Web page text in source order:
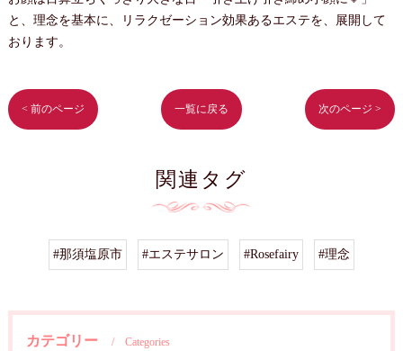
と、理念を基本に、リラクゼーション効果あるエステを、展開して
おります。
< 前のページ 一覧に戻る 次のページ >
関連タグ
#那須塩原市 #エステサロン #Rosefairy #理念
カテゴリー Categories